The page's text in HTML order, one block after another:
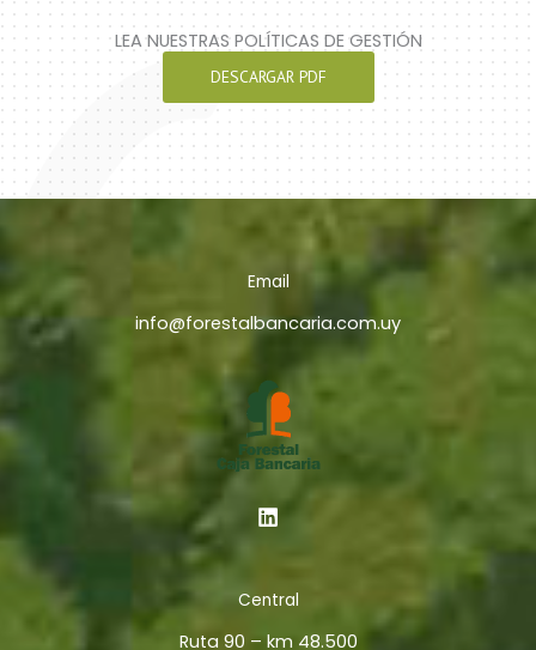
LEA NUESTRAS POLÍTICAS DE GESTIÓN
DESCARGAR PDF
Email
info@forestalbancaria.com.uy
Central
Ruta 90 – km 48.500